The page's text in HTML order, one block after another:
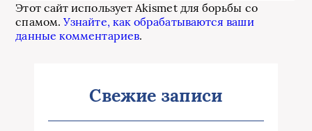
Этот сайт использует Akismet для борьбы со
спамом.Узнайте, как обрабатываются ваши
данные комментариев.
Свежие записи